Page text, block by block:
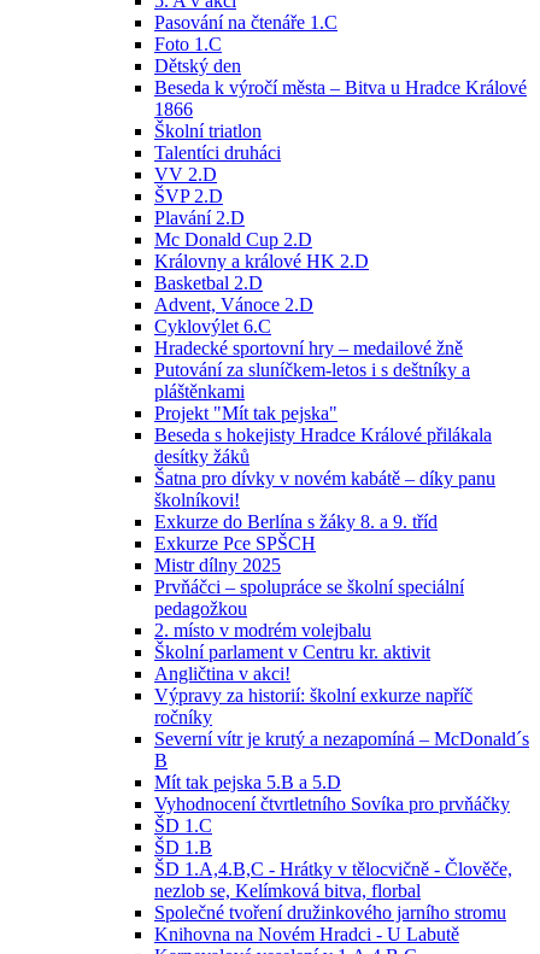
Pasování na čtenáře 1.C
Foto 1.C
Dětský den
Beseda k výročí města – Bitva u Hradce Králové
1866
Školní triatlon
Talentíci druháci
VV 2.D
ŠVP 2.D
Plavání 2.D
Mc Donald Cup 2.D
Královny a králové HK 2.D
Basketbal 2.D
Advent, Vánoce 2.D
Cyklovýlet 6.C
Hradecké sportovní hry – medailové žně
Putování za sluníčkem-letos i s deštníky a
pláštěnkami
Projekt "Mít tak pejska"
Beseda s hokejisty Hradce Králové přilákala
desítky žáků
Šatna pro dívky v novém kabátě – díky panu
školníkovi!
Exkurze do Berlína s žáky 8. a 9. tříd
Exkurze Pce SPŠCH
Mistr dílny 2025
Prvňáčci – spolupráce se školní speciální
pedagožkou
2. místo v modrém volejbalu
Školní parlament v Centru kr. aktivit
Angličtina v akci!
Výpravy za historií: školní exkurze napříč
ročníky
Severní vítr je krutý a nezapomíná – McDonald´s
B
Mít tak pejska 5.B a 5.D
Vyhodnocení čtvrtletního Sovíka pro prvňáčky
ŠD 1.C
ŠD 1.B
ŠD 1.A,4.B,C - Hrátky v tělocvičně - Člověče,
nezlob se, Kelímková bitva, florbal
Společné tvoření družinkového jarního stromu
Knihovna na Novém Hradci - U Labutě